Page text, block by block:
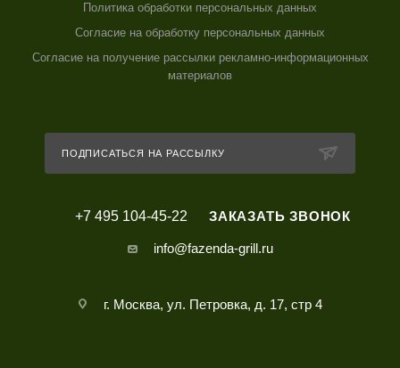
Политика обработки персональных данных
Согласие на обработку персональных данных
Согласие на получение рассылки рекламно-информационных
материалов
ПОДПИСАТЬСЯ НА РАССЫЛКУ
+7 495 104-45-22 ЗАКАЗАТЬ ЗВОНОК
info@fazenda-grill.ru
г. Москва, ул. Петровка, д. 17, стр 4